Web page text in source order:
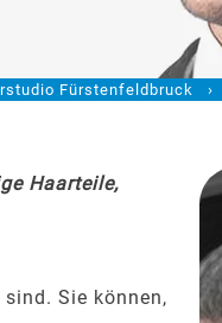
Fürstenfeldbruck
Haarteile,
Sie können,